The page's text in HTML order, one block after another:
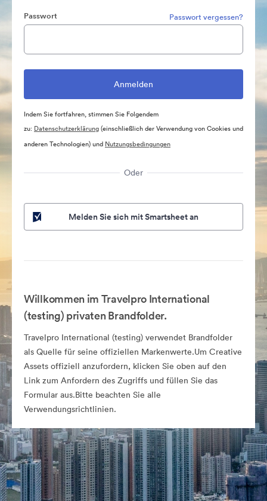
Passwort Passwort vergessen?
Indem Sie fortfahren, stimmen Sie Folgendem
zu: Datenschutzerklärung(einschließlich der Verwendung von Cookies und
anderen Technologien) und Nutzungsbedingungen
Oder
Melden Sie sich mit Smartsheet an
Willkommen im Travelpro International
(testing) privaten Brandfolder.
Travelpro International (testing) verwendet Brandfolder
als Quelle für seine offiziellen Markenwerte.Um Creative
Assets offiziell anzufordern, klicken Sie oben auf den
Link zum Anfordern des Zugriffs und füllen Sie das
Formular aus.Bitte beachten Sie alle
Verwendungsrichtlinien.